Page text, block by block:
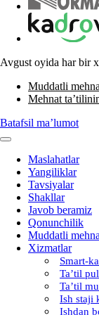
Avgust oyida har bir
Muddatli
Mehnat
Batafsil ma’lumot
Maslahatlar
Yangiliklar
Tavsiyalar
Shakllar
Javob beramiz
Qonunchilik
Muddatli
Xizmatlar
Smart-
Ta’til
Ta’til
Ish staji
Ishdan